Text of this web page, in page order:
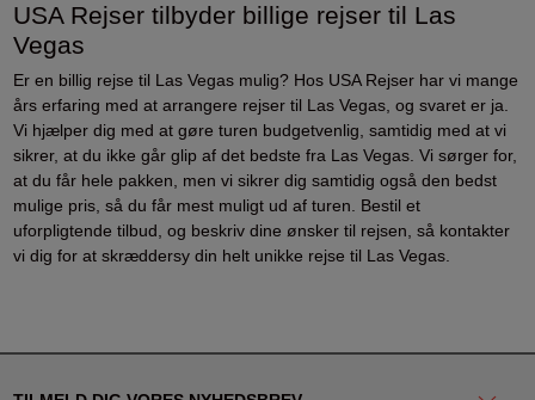
USA Rejser tilbyder billige rejser til Las
Vegas
Er en billig rejse til Las Vegas mulig? Hos USA Rejser har vi mange
års erfaring med at arrangere rejser til Las Vegas, og svaret er ja.
Vi hjælper dig med at gøre turen budgetvenlig, samtidig med at vi
sikrer, at du ikke går glip af det bedste fra Las Vegas. Vi sørger for,
at du får hele pakken, men vi sikrer dig samtidig også den bedst
mulige pris, så du får mest muligt ud af turen. Bestil et
uforpligtende tilbud, og beskriv dine ønsker til rejsen, så kontakter
vi dig for at skræddersy din helt unikke rejse til Las Vegas.